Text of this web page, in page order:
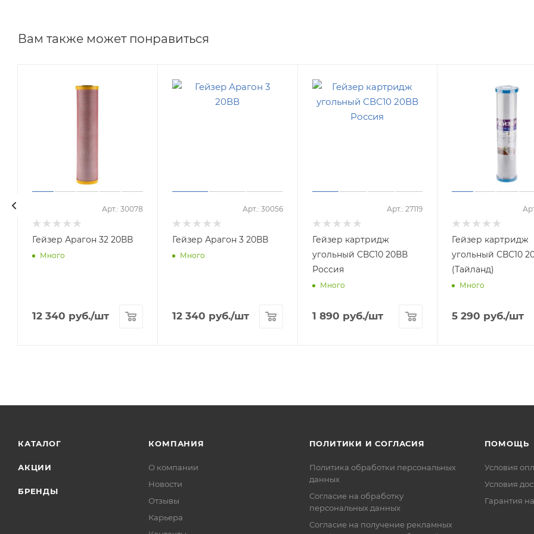
Вам также может понравиться
Арт.: 30078
Гейзер Арагон 32 20ВВ
Много
12 340 руб./шт
Арт.: 30056
Гейзер Арагон 3 20ВВ
Много
12 340 руб./шт
Арт.: 27119
Гейзер картридж
угольный СВС10 20ВВ
Россия
Много
1 890 руб./шт
Гейзер картридж
угольный СВС10
(Тайланд)
Много
5 290 руб./шт
КАТАЛОГ
АКЦИИ
БРЕНДЫ
КОМПАНИЯ
О компании
Новости
Отзывы
Карьера
ПОЛИТИКИ И СОГЛАСИЯ
Политика обработки персональных
данных
Согласие на обработку
персональных данных
Согласие на получение рекламных
ПОМОЩЬ
Условия
Условия
Гарантия